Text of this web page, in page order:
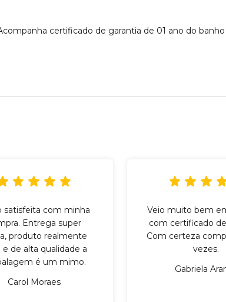
certificado de garantia de 01 ano do banho
satisfeita com minha
Entrega super
produto realmente
e de alta qualidade a
é um mimo.
Carol Moraes
Veio muito bem
com certificado
Com certeza
vezes.
Gabriela